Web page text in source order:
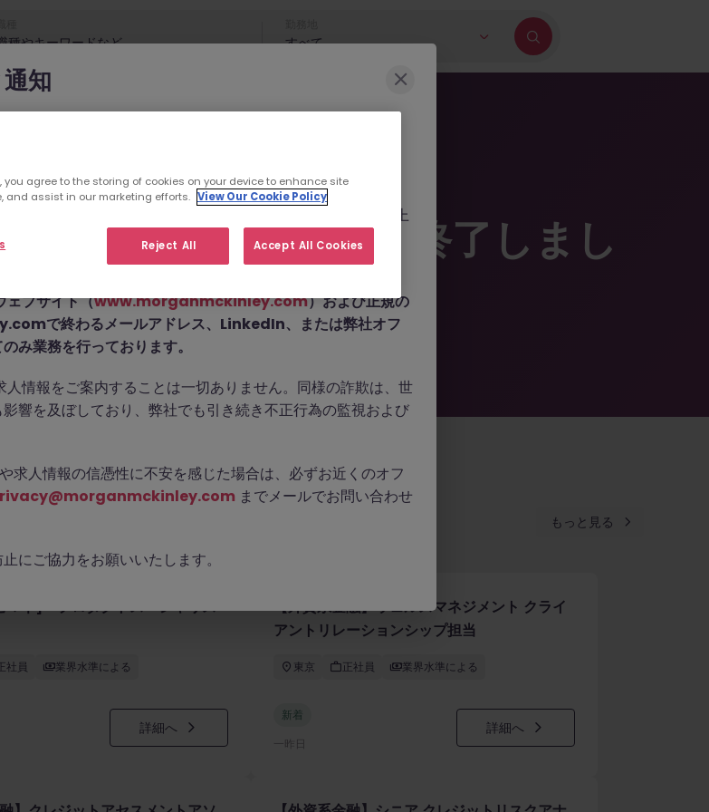
すべて
ちらの求人の掲載は終了しまし
た。
載が終了しました。関連求人をご検討ください。
もっと見る
マネ] プロダクトスペシャリス
社員 業界水準による
詳細へ
【外資系金融】ウェルスマネジメント クライ
アントリレーションシップ担当
東京 正社員 業界水準による
新着
一昨日
詳細へ
知
サルタントになりすまし、求職者を詐欺に巻き込もうとす
イトやドメイン（例：morganmckinleyjob.com
使用し、虚偽のソーシャルメディアプロフィールを作成した上
プリを通じて偽の求人情報を配信し、個人情報の提供や、
います。
ブサイト（www.morganmckinley.com）および正規の
で終わるメールアドレス、LinkedIn、または弊社オフ
み業務を行っております。
情報をご案内することは一切ありません。同様の詐欺は、世
響を及ぼしており、弊社でも引き続き不正行為の監視および
人情報の信憑性に不安を感じた場合は、必ずお近くのオフ
までメールでお問い合わせ
にご協力をお願いいたします。
you agree to the storing of cookies on your device to enhance site
and assist in our marketing efforts. View Our Cookie Policy
Reject All Accept All Cookies